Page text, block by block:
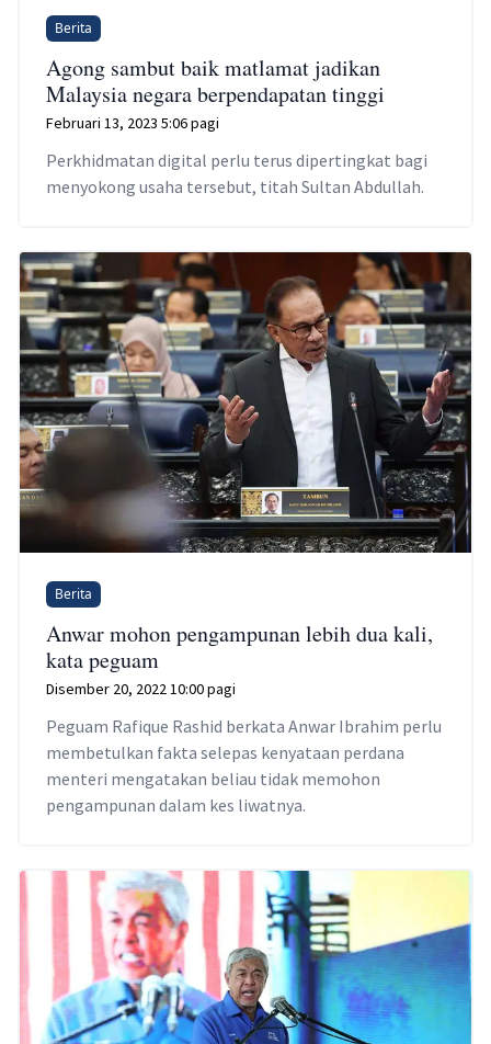
Berita
Agong sambut baik matlamat jadikan
Malaysia negara berpendapatan tinggi
Februari 13, 2023 5:06 pagi
Perkhidmatan digital perlu terus dipertingkat bagi
menyokong usaha tersebut, titah Sultan Abdullah.
Berita
Anwar mohon pengampunan lebih dua kali,
kata peguam
Disember 20, 2022 10:00 pagi
Peguam Rafique Rashid berkata Anwar Ibrahim perlu
membetulkan fakta selepas kenyataan perdana
menteri mengatakan beliau tidak memohon
pengampunan dalam kes liwatnya.